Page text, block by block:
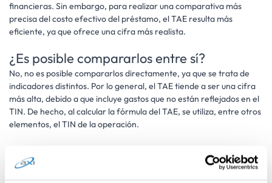
financieras. Sin embargo, para realizar una comparativa más
precisa del costo efectivo del préstamo, el TAE resulta más
eficiente, ya que ofrece una cifra más realista.
¿Es posible compararlos entre sí?
No, no es posible compararlos directamente, ya que se trata de
indicadores distintos. Por lo general, el TAE tiende a ser una cifra
más alta, debido a que incluye gastos que no están reflejados en el
TIN. De hecho, al calcular la fórmula del TAE, se utiliza, entre otros
elementos, el TIN de la operación.
¿Qué representa el TIN en una hipoteca?
Lo primero que debemos considerar es si se trata de una hipoteca